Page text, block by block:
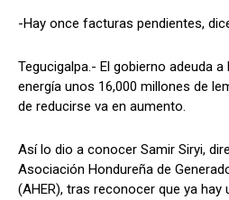
Facebook X
Facebook X
-Hay once facturas pendientes,
Tegucigalpa.- El gobierno adeuda
energía unos 16,000 millones de
de reducirse va en aumento.
Así lo dio a conocer Samir Siryi,
Asociación Hondureña de
(AHER), tras reconocer que ya